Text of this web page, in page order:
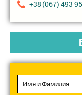
+38 (067) 493